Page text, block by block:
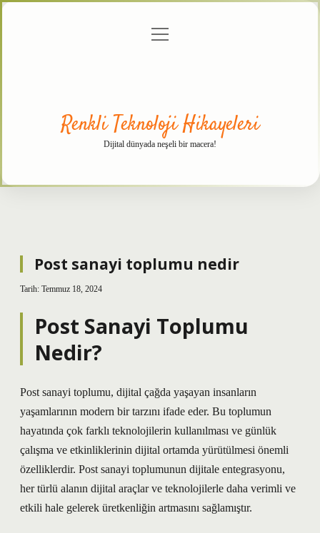
menüyü
Renkli Teknoloji Hikayeleri
Dijital dünyada neşeli bir macera!
Post sanayi toplumu nedir
Tarih: Temmuz 18, 2024
Post Sanayi Toplumu
Nedir?
Post sanayi toplumu, dijital çağda yaşayan insanların
yaşamlarının modern bir tarzını ifade eder. Bu toplumun
hayatında çok farklı teknolojilerin kullanılması ve günlük
çalışma ve etkinliklerinin dijital ortamda yürütülmesi önemli
özelliklerdir. Post sanayi toplumunun dijitale entegrasyonu,
her türlü alanın dijital araçlar ve teknolojilerle daha verimli ve
etkili hale gelerek üretkenliğin artmasını sağlamıştır.